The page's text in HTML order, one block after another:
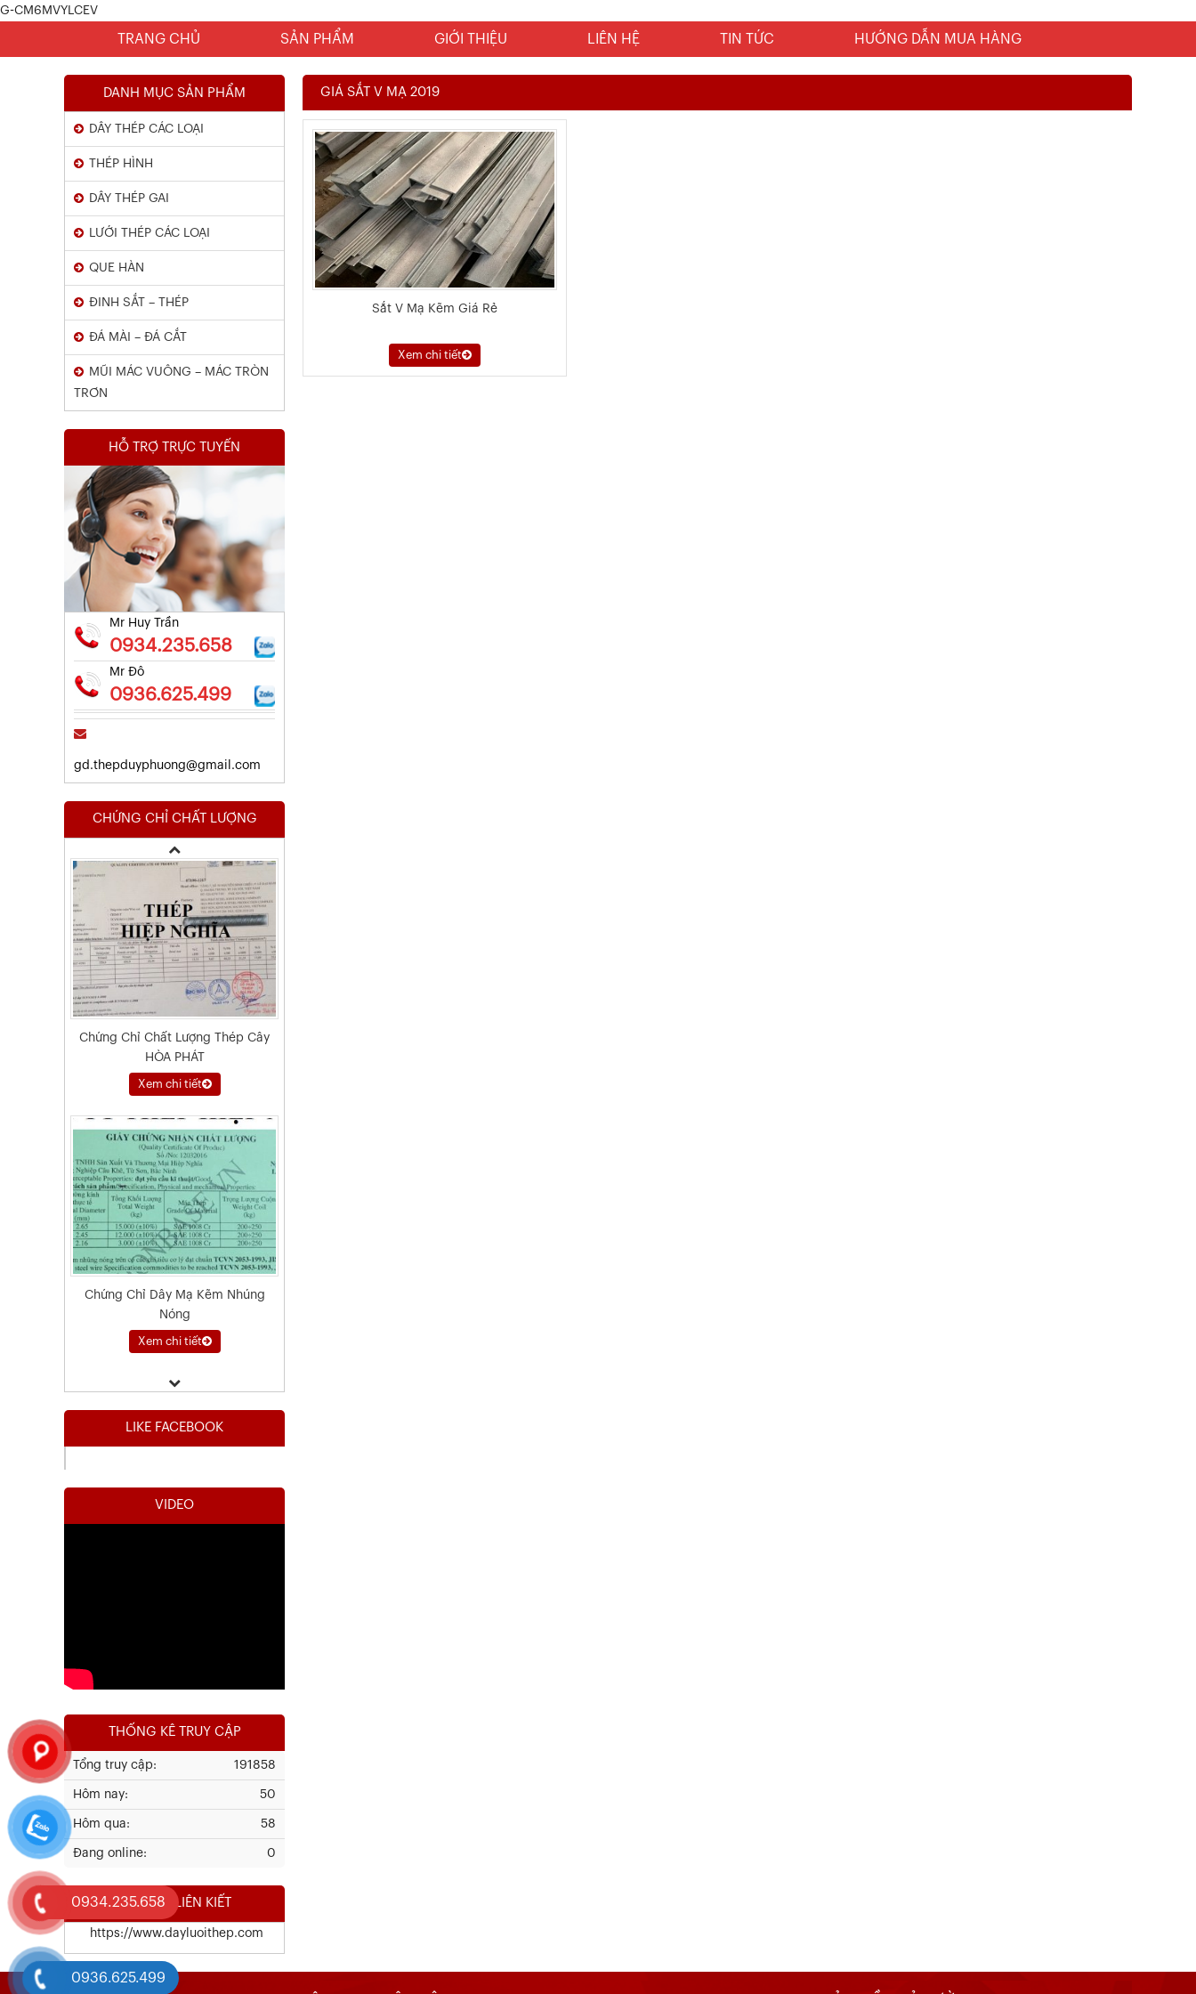
G-CM6MVYLCEV
TRANG CHỦ SẢN PHẨM GIỚI THIỆU LIÊN HỆ TIN TỨC HƯỚNG DẪN MUA HÀNG
GIÁ SẮT V MẠ 2019
Sắt V Mạ Kẽm Giá Rẻ
Xem chi tiết
DANH MỤC SẢN PHẨM
DÂY THÉP CÁC LOẠI
THÉP HÌNH
DÂY THÉP GAI
LƯỚI THÉP CÁC LOẠI
QUE HÀN
ĐINH SẮT – THÉP
ĐÁ MÀI – ĐÁ CẮT
MŨI MÁC VUÔNG – MÁC TRÒN
TRƠN
HỖ TRỢ TRỰC TUYẾN
Mr Huy Trần
0934.235.658
Mr Đô
0936.625.499
gd.thepduyphuong@gmail.com
CHỨNG CHỈ CHẤT LƯỢNG
Chứng Chỉ Dây Mạ Kẽm Nhúng
Nóng
Kết Quả Thử Nghiệm Lưới Tô Tường
Xem chi tiết
Kết Quả Thử Nghiệm Lưới Tô Tường
Chứng Chỉ Chất Lượng Thép Cây
HÒA PHÁT
Xem chi tiết
Chứng Chỉ Dây Mạ Kẽm Nhúng
Nóng
Xem chi tiết
Kết Quả Thử Nghiệm Lưới Tô Tường
Xem chi tiết
LIKE FACEBOOK
VIDEO
THỐNG KÊ TRUY CẬP
191858
Tổng truy cập:
50
Hôm nay:
58
Hôm qua:
0
Đang online:
WEBSITE LIÊN KIẾT
https://www.dayluoithep.com
0934.235.658
0936.625.499